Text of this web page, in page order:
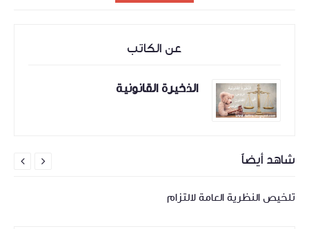
عن الكاتب
الذخيرة القانونية
شاهد أيضاً
تلخيص النظرية العامة لالتزام

